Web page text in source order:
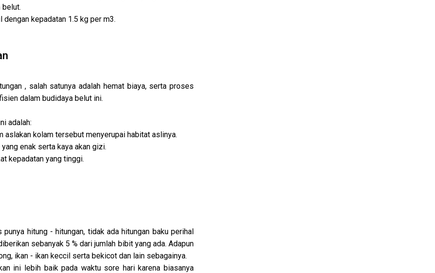
belut.
dengan kepadatan 1.5 kg per m3.
, salah satunya adalah hemat biaya, serta proses
dalam budidaya belut ini.
adalah:
aslakan kolam tersebut menyerupai habitat aslinya.
enak serta kaya akan gizi.
kepadatan yang tinggi.
hitung - hitungan, tidak ada hitungan baku perihal
sebanyak 5 % dari jumlah bibit yang ada. Adapun
ikan - ikan keccil serta bekicot dan lain sebagainya.
ini lebih baik pada waktu sore hari karena biasanya